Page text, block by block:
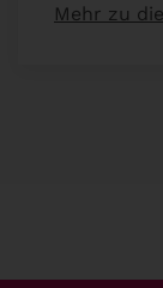
Mehr zu